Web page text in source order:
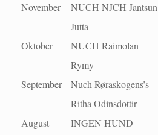
November
NUCH NJCH Jantsun
Jutta
Oktober
NUCH Raimolan
Rymy
September
Nuch Røraskogens’s
Ritha Odinsdottir
August
INGEN HUND